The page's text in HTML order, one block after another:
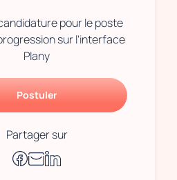
pour le poste
sur l'interface
Plany
Postuler
Partager sur